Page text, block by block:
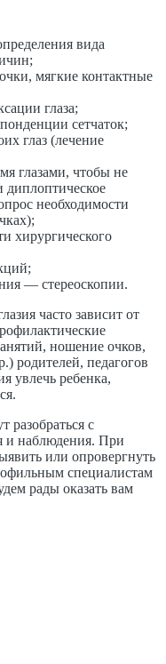
вида
мягкие контактные
глаза;
сетчаток;
глаз (лечение
глазами, чтобы не
диплоптическое
необходимости
хирургического
— стереоскопии.
часто зависит от
ношение очков,
родителей, педагогов
увлечь ребенка,
с
и наблюдения. При
или опровергнуть
специалистам
рады оказать вам